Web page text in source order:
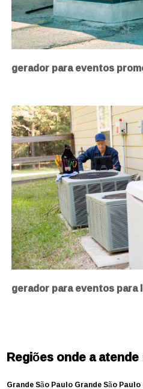
gerador para eventos
gerador para eventos para
Regiões onde a atende
Grande São PauloGrande São Paulo